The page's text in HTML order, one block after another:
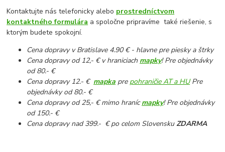
Kontaktujte nás telefonicky alebo prostredníctvom
kontaktného formulára a spoločne pripravíme také riešenie, s
ktorým budete spokojní.
Cena dopravy v Bratislave 4.90 € - hlavne pre piesky a štrky
Cena dopravy od 12,- € v hraniciach mapky! Pre objednávky
od 80.- €
Cena dopravy 12.- € mapka pre pohraničie AT a HUPre
objednávky od 80.- €
Cena dopravy od 25,- € mimo hranícmapky! Pre objednávky
od 150.- €
Cena dopravy nad 399.- € po celom SlovenskuZDARMA